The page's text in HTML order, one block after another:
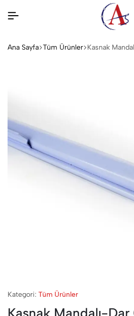
Ana Sayfa Tüm Ürünler Kasnak
Kategori: Tüm Ürünler